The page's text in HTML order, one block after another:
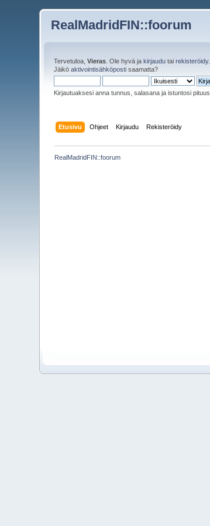
RealMadridFIN::foorum
Tervetuloa,Vieras . Ole hyvä jakirjaudu tairekisteröidy.
Jäiköaktivointisähköposti saamatta?
Kirjautuaksesi anna tunnus, salasana ja istuntosi pituus
Etusivu Ohjeet Kirjaudu Rekisteröidy
RealMadridFIN::foorum